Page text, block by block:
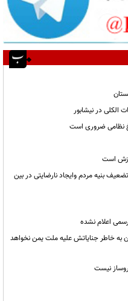
نظامی ضروری است
است
بنیه مردم وایجاد نارضایتی در بین
اعلام نشده
به خاطر جنایاتش علیه ملت یمن نخواهد
نیست